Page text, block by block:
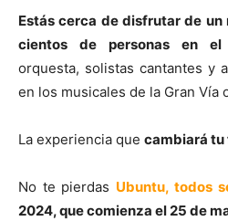
Estás cerca de disfrutar de
cientos de personas en el
orquesta, solistas cantantes y
en los musicales de la Gran Vía
La experiencia que cambiará tu
No te pierdas Ubuntu, todos
2024, que comienza el 25 de